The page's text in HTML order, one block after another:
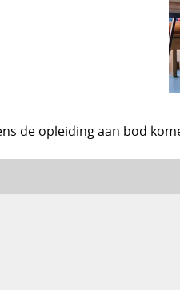
de opleiding aan bod